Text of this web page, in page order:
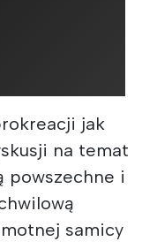
jak
na temat
powszechne i
samicy